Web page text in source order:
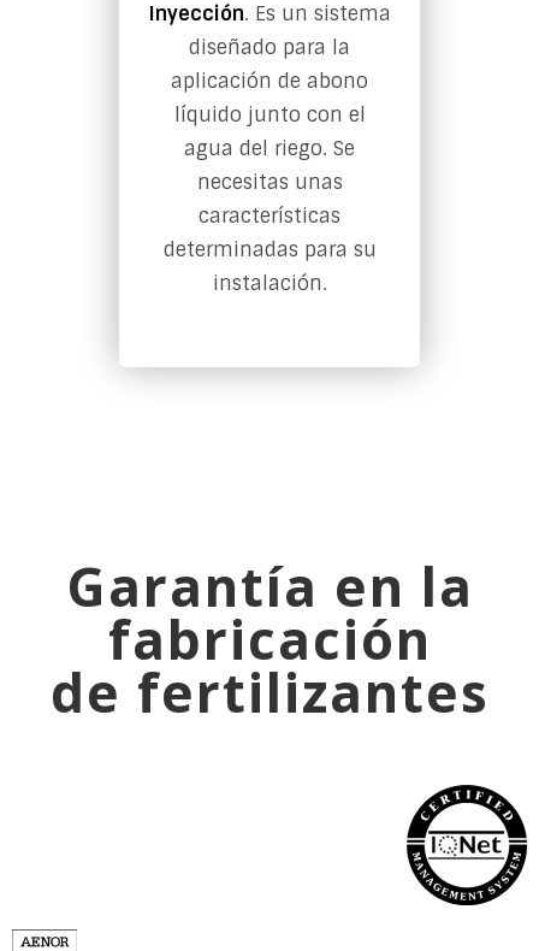
Inyección. Es un sistema
diseñado para la
aplicación de abono
líquido junto con el
agua del riego. Se
necesitas unas
características
determinadas para su
instalación.
Garantía en la
fabricación
de fertilizantes